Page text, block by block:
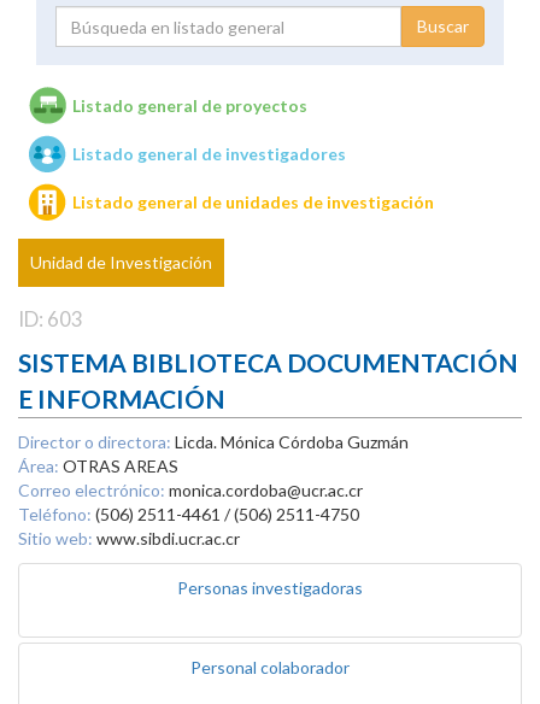
Unidades de investigación
Listado general de proyectos
Listado general de investigadores
Listado general de unidades de investigación
Unidad de Investigación
ID: 603
SISTEMA BIBLIOTECA DOCUMENTACIÓN
E INFORMACIÓN
Director o directora: Licda. Mónica Córdoba Guzmán
Área: OTRAS AREAS
Correo electrónico: monica.cordoba@ucr.ac.cr
Teléfono: (506) 2511-4461 / (506) 2511-4750
Sitio web: www.sibdi.ucr.ac.cr
Personas investigadoras
Personal colaborador